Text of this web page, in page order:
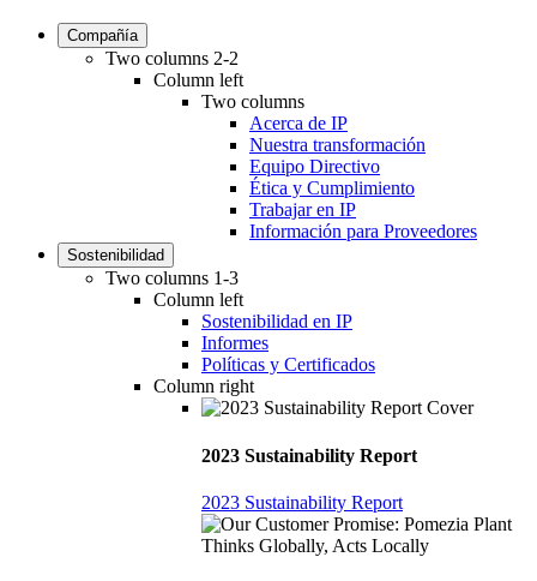
Compañía
Two columns 2-2
Column left
Two columns
Acerca de IP
Nuestra transformación
Equipo Directivo
Ética y Cumplimiento
Trabajar en IP
Información para Proveedores
Sostenibilidad
Two columns 1-3
Column left
Sostenibilidad en IP
Informes
Políticas y Certificados
Column right
2023 Sustainability Report
2023 Sustainability Report